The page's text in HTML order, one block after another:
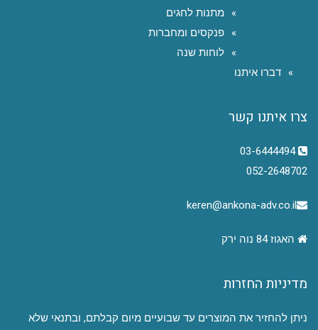
מתנות לחגים
פנקסים ומחברות
לוחות שנה
דברו איתנו
צרו איתנו קשר
03-6444494
052-2648702
keren@ankona-adv.co.il
האגוז 84 נוה ירק
מדיניות החזרות
ניתן להחזיר את המוצרים עד שבועיים מיום קבלתם, ובתנאי שלא